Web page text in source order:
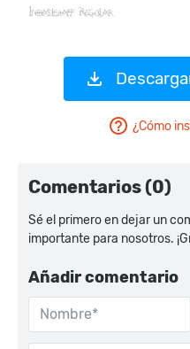
¿Cómo
Comentarios (0)
Sé el primero en dejar un
importante para nosotros.
Añadir comentario